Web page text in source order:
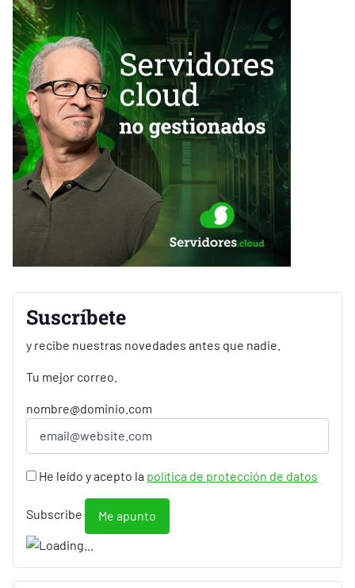
Suscríbete
y recibe nuestras novedades antes que nadie.
Tu mejor correo.
nombre@dominio.com
He leído y acepto la política de protección de datos
Subscribe